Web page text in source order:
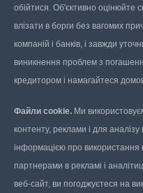
обійтися. Об'єктивно оцінюйте
влізати в борги без вагомих
компаній і банків, і завжди
виникнення проблем з
кредитором і намагайтеся
Файли cookie. Ми
контенту, реклами і для
інформацією про
партнерами в рекламі і
веб-сайт, ви погоджуєтеся на